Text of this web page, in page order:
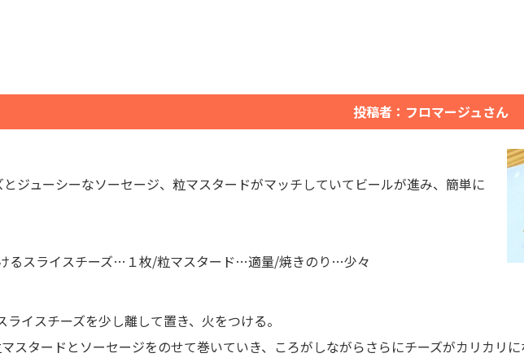
投稿者：フロマージュさ
ジューシーなソーセージ、粒マスタードがマッチしていてビールが進み、簡単に
るスライスチーズ…１枚/粒マスタード…適量/焼きのり…少々
イスチーズを少し離して置き、火をつける。
スタードとソーセージをのせて巻いていき、ころがしながらさらにチーズがカリカリに